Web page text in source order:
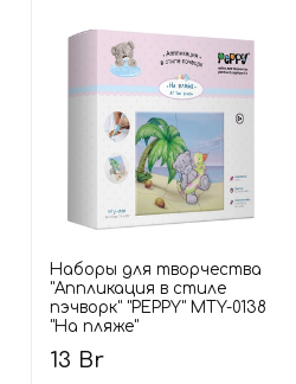
Наборы для творчества
"Аппликация в стиле
пэчворк" "PEPPY" MTY-0138
"На пляже"
13 Br